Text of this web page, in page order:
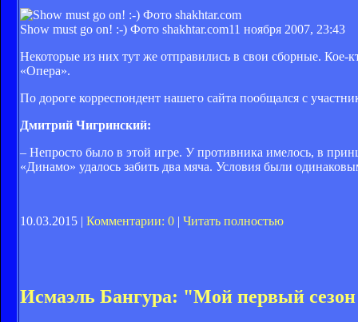
Show must go on! :-) Фото shakhtar.com11 ноября 2007, 23:43
Некоторые из них тут же отправились в свои сборные. Кое-
«Опера».
По дороге корреспондент нашего сайта пообщался с
Дмитрий Чигринский:
– Непросто было в этой игре. У противника имелось, в
«Динамо» удалось забить два мяча. Условия были
10.03.2015 | Комментарии: 0 | Читать полностью
Исмаэль Бангура: "Мой первый